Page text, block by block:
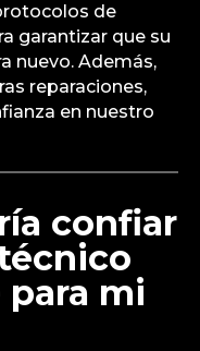
de
garantizar que su
nuevo. Además,
reparaciones,
en nuestro
confiar
mi